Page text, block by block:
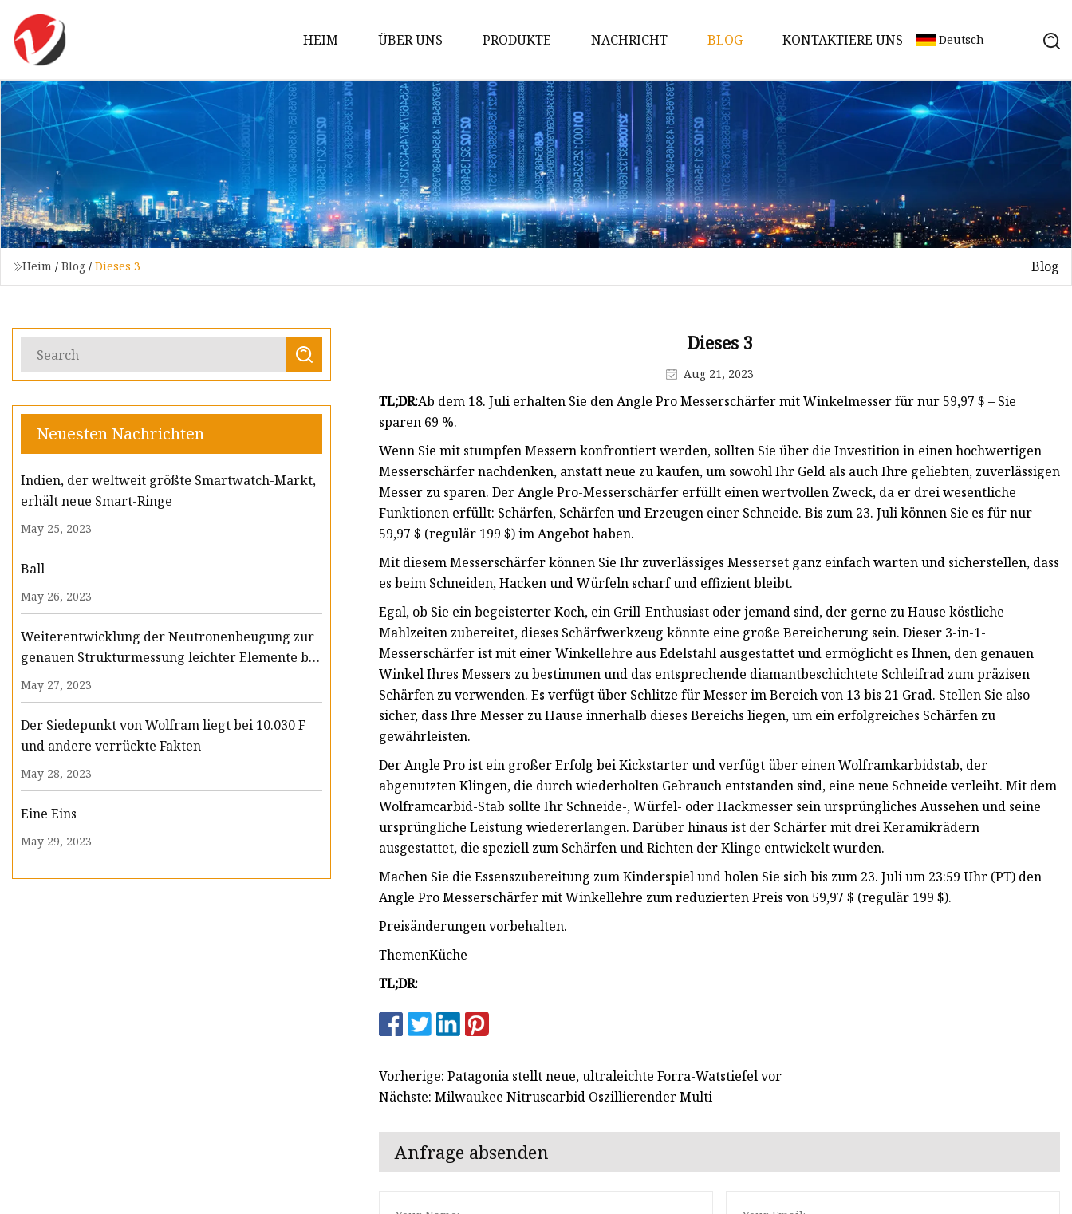
HEIM ÜBER UNS PRODUKTE
Hartmetallstab
Hartmetall-Matrizen
Hartmetalleinsätze
Hartmetall-Verschleißteile
Tipps für den Hartmetallabbau
Hartmetall-Schneidwerkzeuge
NACHRICHT BLOG KONTAKTIERE UNS Deutsch
Heim / Blog / Dieses 3 Blog
Neuesten Nachrichten
Indien, der weltweit größte Smartwatch-Markt,
erhält neue Smart-Ringe
May 25, 2023
Ball
May 26, 2023
Weiterentwicklung der Neutronenbeugung zur
genauen Strukturmessung leichter Elemente bei
Drücken im Megabar-Bereich
May 27, 2023
Der Siedepunkt von Wolfram liegt bei 10.030 F
und andere verrückte Fakten
May 28, 2023
Eine Eins
May 29, 2023
Dieses 3
Aug 21, 2023
TL;DR:Ab dem 18. Juli erhalten Sie den Angle Pro Messerschärfer mit Winkelmesser für nur 59,97 $ – Sie
sparen 69 %.
Wenn Sie mit stumpfen Messern konfrontiert werden, sollten Sie über die Investition in einen hochwertigen
Messerschärfer nachdenken, anstatt neue zu kaufen, um sowohl Ihr Geld als auch Ihre geliebten, zuverlässigen
Messer zu sparen. Der Angle Pro-Messerschärfer erfüllt einen wertvollen Zweck, da er drei wesentliche
Funktionen erfüllt: Schärfen, Schärfen und Erzeugen einer Schneide. Bis zum 23. Juli können Sie es für nur
59,97 $ (regulär 199 $) im Angebot haben.
Mit diesem Messerschärfer können Sie Ihr zuverlässiges Messerset ganz einfach warten und sicherstellen, dass
es beim Schneiden, Hacken und Würfeln scharf und effizient bleibt.
Egal, ob Sie ein begeisterter Koch, ein Grill-Enthusiast oder jemand sind, der gerne zu Hause köstliche
Mahlzeiten zubereitet, dieses Schärfwerkzeug könnte eine große Bereicherung sein. Dieser 3-in-1-
Messerschärfer ist mit einer Winkellehre aus Edelstahl ausgestattet und ermöglicht es Ihnen, den genauen
Winkel Ihres Messers zu bestimmen und das entsprechende diamantbeschichtete Schleifrad zum präzisen
Schärfen zu verwenden. Es verfügt über Schlitze für Messer im Bereich von 13 bis 21 Grad. Stellen Sie also
sicher, dass Ihre Messer zu Hause innerhalb dieses Bereichs liegen, um ein erfolgreiches Schärfen zu
gewährleisten.
Der Angle Pro ist ein großer Erfolg bei Kickstarter und verfügt über einen Wolframkarbidstab, der
abgenutzten Klingen, die durch wiederholten Gebrauch entstanden sind, eine neue Schneide verleiht. Mit dem
Wolframcarbid-Stab sollte Ihr Schneide-, Würfel- oder Hackmesser sein ursprüngliches Aussehen und seine
ursprüngliche Leistung wiedererlangen. Darüber hinaus ist der Schärfer mit drei Keramikrädern
ausgestattet, die speziell zum Schärfen und Richten der Klinge entwickelt wurden.
Machen Sie die Essenszubereitung zum Kinderspiel und holen Sie sich bis zum 23. Juli um 23:59 Uhr (PT) den
Angle Pro Messerschärfer mit Winkellehre zum reduzierten Preis von 59,97 $ (regulär 199 $).
Preisänderungen vorbehalten.
ThemenKüche
TL;DR:
Vorherige: Patagonia stellt neue, ultraleichte Forra-Watstiefel vor
Nächste: Milwaukee Nitruscarbid Oszillierender Multi
Anfrage absenden